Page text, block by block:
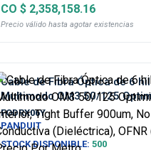
CO $ 2,358,158.16
Precio válido hasta agotar existencias
Cable de Fibra Óptica de 6
Multimodo OM3 50/125
Interior, Tight Buffer 900um,
Conductiva (Dieléctrica),
(Riser), Precio Por Metro
FODRX06Y
PANDUIT
STOCK DISPONIBLE: 500